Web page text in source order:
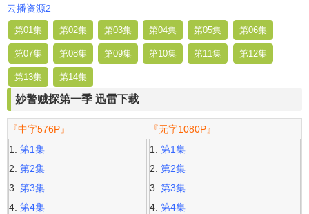
云播资源2
第01集 第02集 第03集 第04集 第05集 第06集
第07集 第08集 第09集 第10集 第11集 第12集
第13集 第14集
妙警贼探第一季 迅雷下载
『中字576P』
第1集
第2集
第3集
第4集
『无字1080P』
第1集
第2集
第3集
第4集